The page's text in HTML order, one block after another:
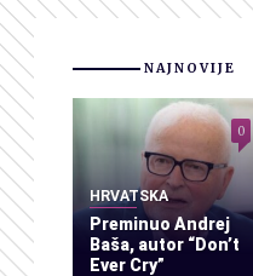
NAJNOVIJE
HRVATSKA
Preminuo Andrej
Baša, autor “Don’t
Ever Cry”
0